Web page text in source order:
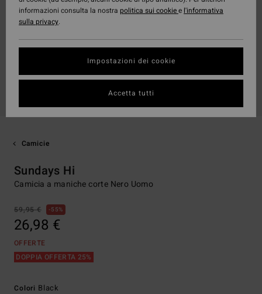
Camicie
Sundays Hi
Camicia a maniche corte Nero Uomo
59,95 € 55%
26,98 €
OFFERTE
DOPPIA OFFERTA 25%
Colori Black
informazioni consulta la nostra politica sui cookiee l'informativa
sulla privacy.
Impostazioni dei cookie
Accetta tutti